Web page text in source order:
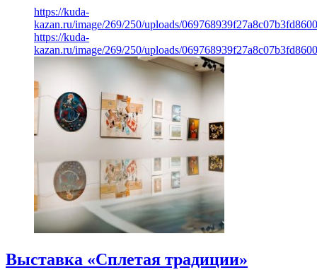
https://kuda-
kazan.ru/image/269/250/uploads/
https://kuda-
kazan.ru/image/269/250/uploads/
Выставка «Сплетая традиции»